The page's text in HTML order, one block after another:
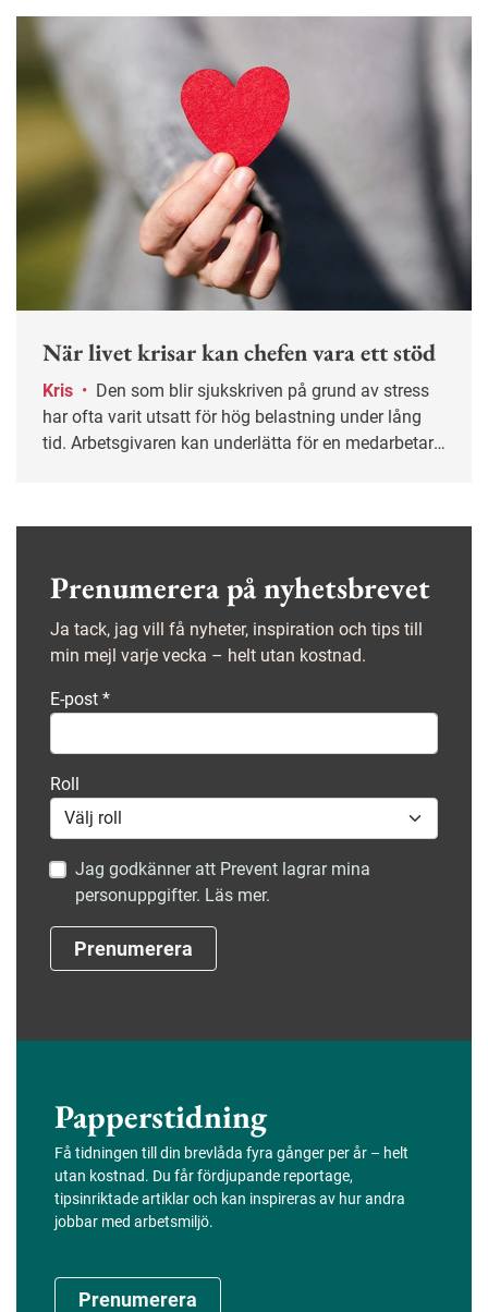
När livet krisar kan chefen vara ett stöd
Kris •
har ofta varit utsatt för hög belastning under lång
tid. Arbetsgivaren kan underlätta för en medarbetare
utanför arbetet.
Prenumerera på nyhetsbrevet
Ja tack, jag vill få nyheter, inspiration och tips till
min mejl varje vecka – helt utan kostnad.
E-post *
Roll
Jag godkänner att Prevent lagrar mina
personuppgifter. Läs mer.
Prenumerera
Papperstidning
Få tidningen till din brevlåda fyra gånger per år – helt
utan kostnad. Du får fördjupande reportage,
tipsinriktade artiklar och kan inspireras av hur andra
jobbar med arbetsmiljö.
Prenumerera